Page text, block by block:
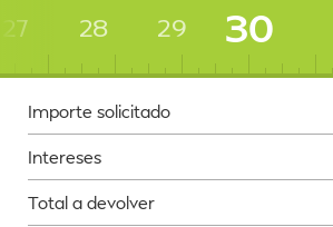
27 28 29 30
Importe solicitado
Intereses
Total a devolver